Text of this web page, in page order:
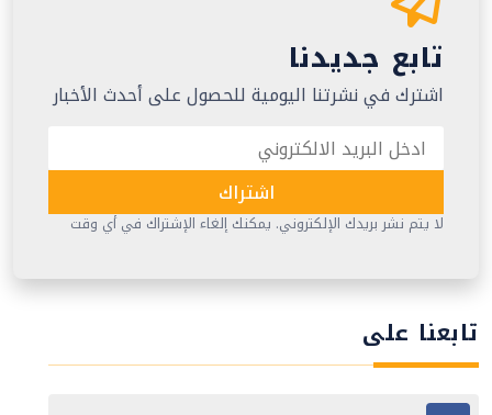
تابع جديدنا
اشترك في نشرتنا اليومية للحصول على أحدث الأخبار
اشتراك
لا يتم نشر بريدك الإلكتروني. يمكنك إلغاء الإشتراك في أي وقت
تابعنا على